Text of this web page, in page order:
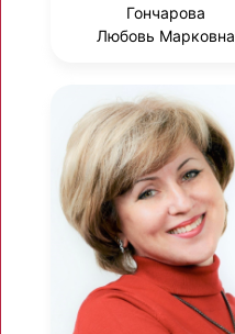
Гончарова
Любовь Марковна